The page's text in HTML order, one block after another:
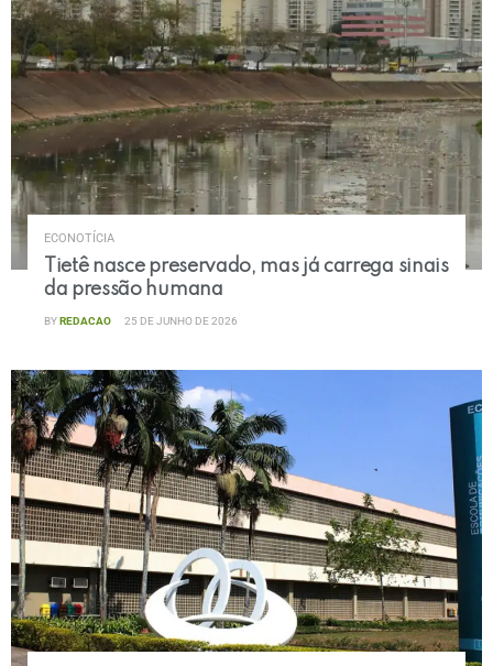
ECONOTÍCIA
Tietê nasce preservado, mas já carrega sinais
da pressão humana
BYREDACAO 25 DE JUNHO DE 2026